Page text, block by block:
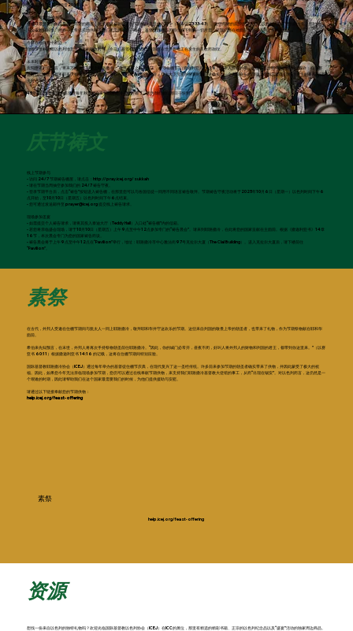
赛亚书56:7；马太福音21:13）。
追念上帝昔日的供应
住棚节最显著的象征是那些简陋的棚屋，犹太家庭被吩咐要在节期的八天里住在其中（利未记23:33-43）。这些简陋的庇护所让人想起以色列人在旷野的四十年，那时他们
完全依赖耶和华。然而，上帝信实地供应了他们所需的一切。同样，基督徒也可以因那位赐下我们一切所需、使我们能在祂面前正直行走的上帝而欢欣。
今日在祂同在中欢欣
住棚节也标志着以色列地至关重要的秋收时节。今日，基督徒可以因上帝国度在世界各地正在发生的丰收而欢欣。
未来时代的喜乐
先知撒迦利亚预言，将来万国每年都要上耶路撒冷，“敬拜万军之耶和华王，并守住棚节”（撒迦利亚书14:16）。令人惊叹的是，住棚节蕴含着伟大的先知性应许：在弥赛
亚时代，全世界都将前来庆祝这个节期，因为它将标志着耶稣来到耶路撒冷，登上大卫宝座的荣耀时刻。这确实是一个充满喜乐的节期，是预示着我们将“进入主的喜乐”的那
美好之日的先兆。
45年来，世界各地的基督徒每年秋季都会来到耶路撒冷庆祝住棚节，因为我们相信那日子快到了！
​庆节祷文
​线上节期参与
• 访问 24/7 节期祷告棚屋，请点击：http://pray.icej.org/sukkah
• 请在节期当周抽空参加我们的 24/7 祷告守夜。
• 登录节期平台后，点击“祷告”按钮进入祷告棚，在那里您可以与各国信徒一同用不同语言祷告敬拜。节期祷告守夜活动将于2025年10月6日（星期一）以色列时间下午6
点开始，至10月10日（星期五）以色列时间下午6点结束。
• 您可通过发送邮件至prayer@icej.org提交线上祷告请求。
现场参加圣宴
• 如需提交个人祷告请求，请将其投入泰迪大厅（Teddy Hall）入口处“祷告棚”内的信箱。
• 若您将亲临盛会现场，请于10月10日（星期五）上午9点至中午12点参加专门的“祷告晨会”。请来到耶路撒冷，在此将您的国家呈献在主面前。根据《撒迦利亚书》14章
16节，本次晨会专门为您的国家祷告而设。
• 祷告晨会将于上午9点至中午12点在“Pavilion”举行，地址：耶路撒冷市中心雅法街97号克拉尔大厦（The Clal Building）。进入克拉尔大厦后，请下楼前往
“Pavilion”。
​素祭
​素祭
help.icej.org/feast-offering
在古代，外邦人受邀在住棚节期间与犹太人一同上耶路撒冷，敬拜耶和华并守这欢乐的节期。这些来自列国的敬畏上帝的朝圣者，也带来了礼物，作为节期祭物献在耶和华
面前。
希伯来先知预言，在末世，外邦人将再次手持祭物朝圣前往耶路撒冷。“因此，你的城门必常开，昼夜不闭，好叫人将外邦人的财物和列国的君王，都带到你这里来。”（以赛
亚书 60:11）根据撒迦利亚书 14:16 的记载，这将在住棚节期间特别应验。
国际基督教耶路撒冷协会（ICEJ）通过每年举办的基督徒住棚节庆典，在现代复兴了这一圣经传统。许多前来参加节期的朝圣者确实带来了供物，并因此蒙受了极大的祝
福。因此，如果您今年无法亲临现场参加节期，您仍可以通过在线奉献节期供物，来支持我们耶路撒冷基督教大使馆的事工，从而“出现在锡安”。对以色列而言，这仍然是一
个艰难的时期，因此请帮助我们在这个国家最需要我们的时候，为他们提供援助与安慰。
请通过以下链接奉献您的节期供物：
help.icej.org/feast-offering
​资源
想找一份来自以色列的独特礼物吗？欢迎光临国际基督教以色列协会（ICEJ）在ICC的展位，那里有精选的精彩书籍、正宗的以色列纪念品以及“盛宴”活动的独家周边商品。